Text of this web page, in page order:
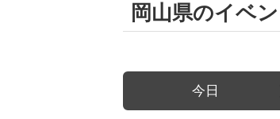
岡山県のイベ
今日